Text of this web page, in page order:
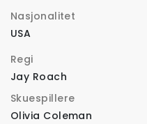
Nasjonalitet
USA
Regi
Jay Roach
Skuespillere
Olivia Coleman